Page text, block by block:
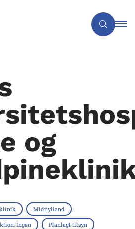
og
Midtjylland
Ingen Planlagt tilsyn